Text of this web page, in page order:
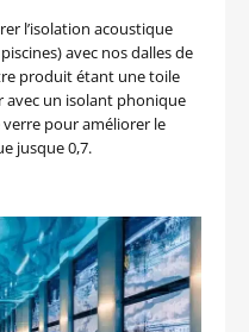
l’isolation acoustique
avec nos dalles de
produit étant une toile
avec un isolant phonique
pour améliorer le
jusque 0,7.